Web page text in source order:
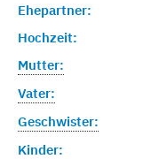
Ehepartner:
Hochzeit:
Mutter:
Vater:
Geschwister:
Kinder: